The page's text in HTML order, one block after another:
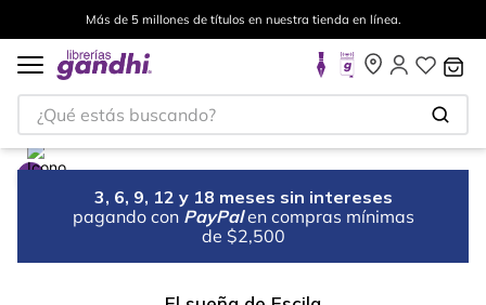
Más de 5 millones de títulos en nuestra tienda en línea.
¿Qué estás buscando?
3, 6, 9, 12 y 18 meses sin intereses
pagando con PayPal en compras mínimas
de $2,500